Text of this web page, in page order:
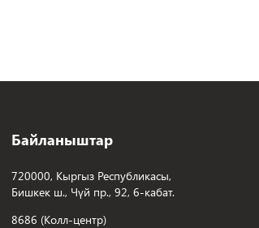
Байланыштар
720000, Кыргыз Республикасы,
Бишкек ш., Чүй пр., 92, 6-кабат.
8686 (Колл-центр)